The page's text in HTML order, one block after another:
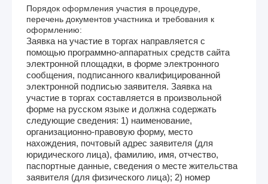
Порядок оформления участия в процедуре,
перечень документов участника и требования к
оформлению:
Заявка на участие в торгах направляется с
помощью программно-аппаратных средств сайта
электронной площадки, в форме электронного
сообщения, подписанного квалифицированной
электронной подписью заявителя. Заявка на
участие в торгах составляется в произвольной
форме на русском языке и должна содержать
следующие сведения: 1) наименование,
организационно-правовую форму, место
нахождения, почтовый адрес заявителя (для
юридического лица), фамилию, имя, отчество,
паспортные данные, сведения о месте жительства
заявителя (для физического лица); 2) номер